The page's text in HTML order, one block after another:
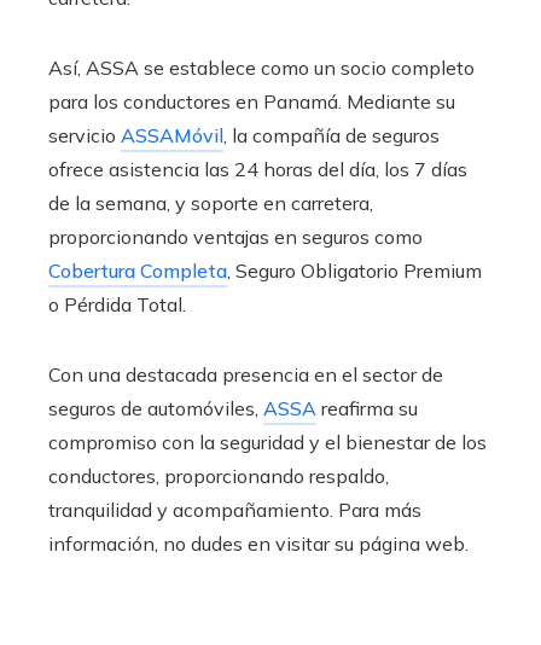
Así, ASSA se establece como un socio completo
para los conductores en Panamá. Mediante su
servicio ASSAMóvil , la compañía de seguros
ofrece asistencia las 24 horas del día, los 7 días
de la semana, y soporte en carretera,
proporcionando ventajas en seguros como
Cobertura Completa , Seguro Obligatorio Premium
o Pérdida Total.
Con una destacada presencia en el sector de
seguros de automóviles, ASSA reafirma su
compromiso con la seguridad y el bienestar de los
conductores, proporcionando respaldo,
tranquilidad y acompañamiento. Para más
información, no dudes en visitar su página web.